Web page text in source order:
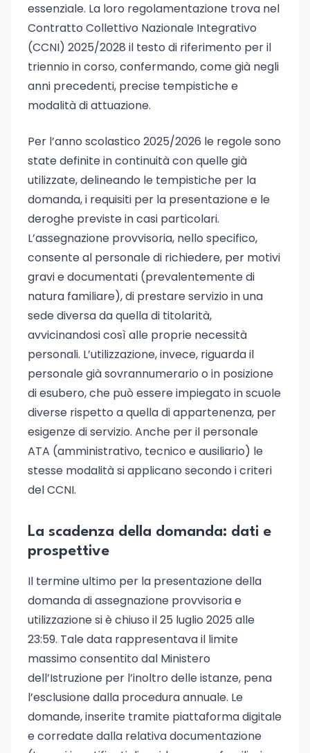
essenziale. La loro regolamentazione trova nel
Contratto Collettivo Nazionale Integrativo
(CCNI) 2025/2028 il testo di riferimento per il
triennio in corso, confermando, come già negli
anni precedenti, precise tempistiche e
modalità di attuazione.
Per l’anno scolastico 2025/2026 le regole sono
state definite in continuità con quelle già
utilizzate, delineando le tempistiche per la
domanda, i requisiti per la presentazione e le
deroghe previste in casi particolari.
L’assegnazione provvisoria, nello specifico,
consente al personale di richiedere, per motivi
gravi e documentati (prevalentemente di
natura familiare), di prestare servizio in una
sede diversa da quella di titolarità,
avvicinandosi così alle proprie necessità
personali. L’utilizzazione, invece, riguarda il
personale già sovrannumerario o in posizione
di esubero, che può essere impiegato in scuole
diverse rispetto a quella di appartenenza, per
esigenze di servizio. Anche per il personale
ATA (amministrativo, tecnico e ausiliario) le
stesse modalità si applicano secondo i criteri
del CCNI.
La scadenza della domanda: dati e
prospettive
Il termine ultimo per la presentazione della
domanda di assegnazione provvisoria e
utilizzazione si è chiuso il 25 luglio 2025 alle
23:59. Tale data rappresentava il limite
massimo consentito dal Ministero
dell’Istruzione per l’inoltro delle istanze, pena
l’esclusione dalla procedura annuale. Le
domande, inserite tramite piattaforma digitale
e corredate dalla relativa documentazione